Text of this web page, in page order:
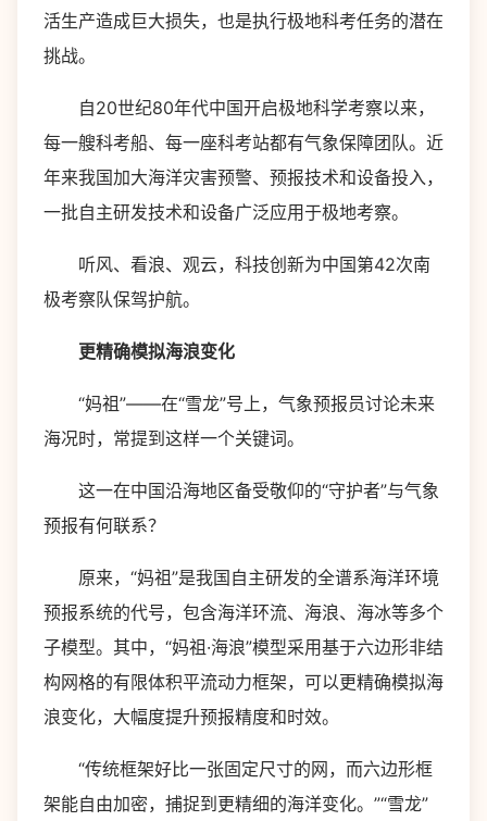
活生产造成巨大损失，也是执行极地科考任务的潜在
挑战。
自20世纪80年代中国开启极地科学考察以来，
每一艘科考船、每一座科考站都有气象保障团队。近
年来我国加大海洋灾害预警、预报技术和设备投入，
一批自主研发技术和设备广泛应用于极地考察。
听风、看浪、观云，科技创新为中国第42次南
极考察队保驾护航。
更精确模拟海浪变化
“妈祖”——在“雪龙”号上，气象预报员讨论未来
海况时，常提到这样一个关键词。
这一在中国沿海地区备受敬仰的“守护者”与气象
预报有何联系？
原来，“妈祖”是我国自主研发的全谱系海洋环境
预报系统的代号，包含海洋环流、海浪、海冰等多个
子模型。其中，“妈祖·海浪”模型采用基于六边形非结
构网格的有限体积平流动力框架，可以更精确模拟海
浪变化，大幅度提升预报精度和时效。
“传统框架好比一张固定尺寸的网，而六边形框
架能自由加密，捕捉到更精细的海洋变化。”“雪龙”